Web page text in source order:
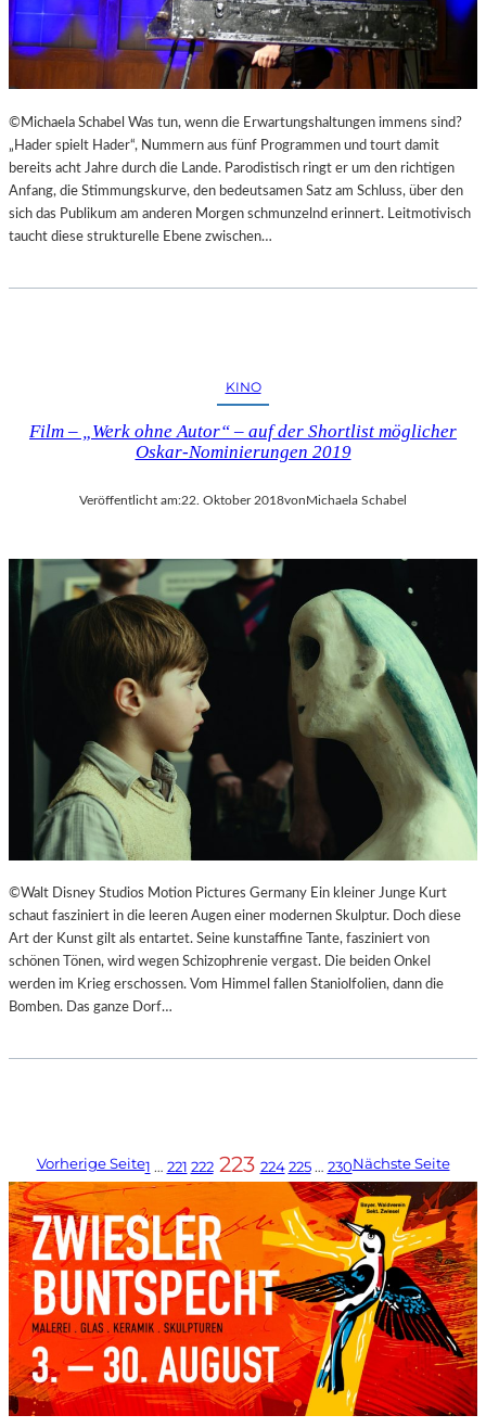
©Michaela Schabel Was tun, wenn die Erwartungshaltungen immens sind?
„Hader spielt Hader“, Nummern aus fünf Programmen und tourt damit
bereits acht Jahre durch die Lande. Parodistisch ringt er um den richtigen
Anfang, die Stimmungskurve, den bedeutsamen Satz am Schluss, über den
sich das Publikum am anderen Morgen schmunzelnd erinnert. Leitmotivisch
taucht diese strukturelle Ebene zwischen…
KINO
Film – „Werk ohne Autor“ – auf der Shortlist möglicher
Oskar-Nominierungen 2019
Veröffentlicht am:22. Oktober 2018vonMichaela Schabel
©Walt Disney Studios Motion Pictures Germany Ein kleiner Junge Kurt
schaut fasziniert in die leeren Augen einer modernen Skulptur. Doch diese
Art der Kunst gilt als entartet. Seine kunstaffine Tante, fasziniert von
schönen Tönen, wird wegen Schizophrenie vergast. Die beiden Onkel
werden im Krieg erschossen. Vom Himmel fallen Staniolfolien, dann die
Bomben. Das ganze Dorf…
Vorherige Seite1 … 221 222 223 224 225 … 230Nächste Seite